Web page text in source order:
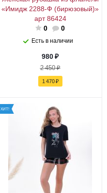
«Имидж 2288-Ф (бирюзовый)»
арт 86424
0
0
Есть в наличии
980₽
2 450₽
1 470₽
ХИТ!